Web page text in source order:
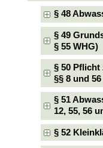
§ 48
§ 49
§ 55 WHG)
§ 50
§§ 8 und
§ 51
12, 55, 56
§ 52